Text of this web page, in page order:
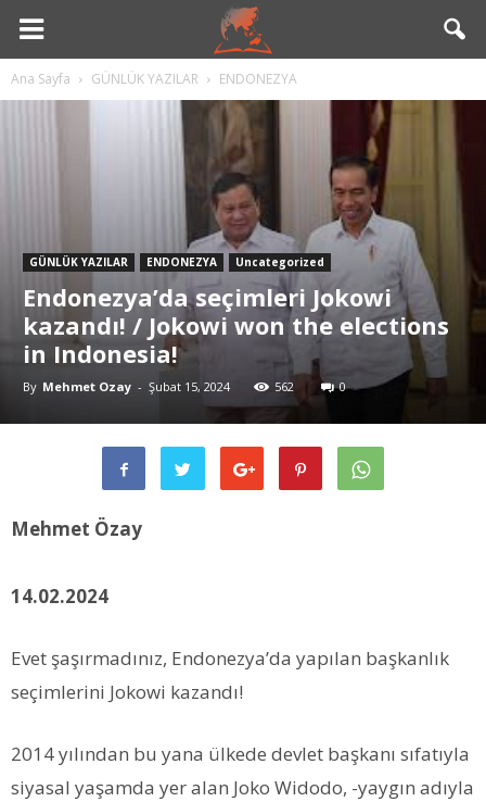
Ana Sayfa GÜNLÜK YAZILAR ENDONEZYA
GÜNLÜK YAZILAR ENDONEZYA Uncategorized
Endonezya’da seçimleri Jokowi
kazandı! / Jokowi won the elections
in Indonesia!
By Mehmet Ozay - Şubat 15, 2024 562 0
Mehmet Özay
14.02.2024
Evet şaşırmadınız, Endonezya’da yapılan başkanlık
seçimlerini Jokowi kazandı!
2014 yılından bu yana ülkede devlet başkanı sıfatıyla
siyasal yaşamda yer alan Joko Widodo, -yaygın adıyla